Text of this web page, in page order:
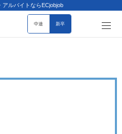
ルバイトならECjobjob
中途 新卒